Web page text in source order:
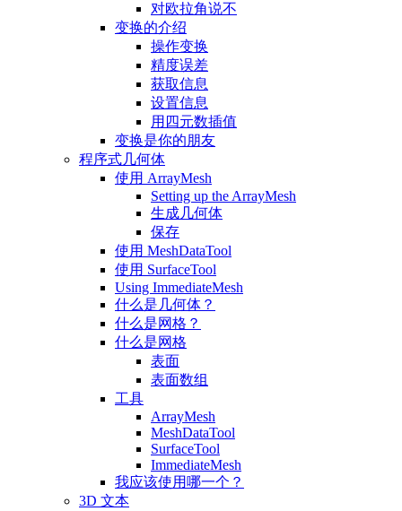
对欧拉角说不
变换的介绍
操作变换
精度误差
获取信息
设置信息
用四元数插值
变换是你的朋友
程序式几何体
使用 ArrayMesh
Setting up the ArrayMesh
生成几何体
保存
使用 MeshDataTool
使用 SurfaceTool
Using ImmediateMesh
什么是几何体？
什么是网格？
什么是网格
表面
表面数组
工具
ArrayMesh
MeshDataTool
SurfaceTool
ImmediateMesh
我应该使用哪一个？
3D 文本